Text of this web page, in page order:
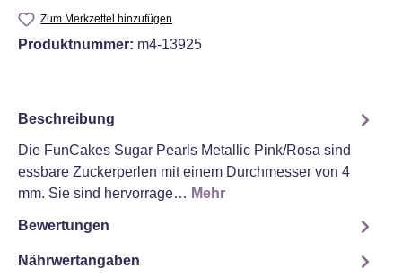
Zum Merkzettel hinzufügen
Produktnummer: m4-13925
Beschreibung
Die FunCakes Sugar Pearls Metallic Pink/Rosa sind
essbare Zuckerperlen mit einem Durchmesser von 4
mm. Sie sind hervorrage… Mehr
Bewertungen
Nährwertangaben